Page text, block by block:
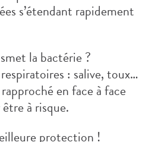
s’étendant rapidement
la bactérie ?
: salive, toux…
en face à face
à risque.
protection !